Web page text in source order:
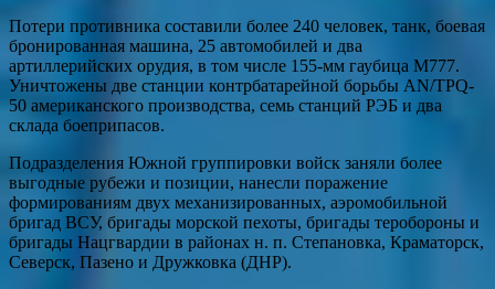
Потери противника составили более 240 человек, танк, боевая
бронированная машина, 25 автомобилей и два
артиллерийских орудия, в том числе 155-мм гаубица M777.
Уничтожены две станции контрбатарейной борьбы AN/TPQ-
50 американского производства, семь станций РЭБ и два
склада боеприпасов.
Подразделения Южной группировки войск заняли более
выгодные рубежи и позиции, нанесли поражение
формированиям двух механизированных, аэромобильной
бригад ВСУ, бригады морской пехоты, бригады теробороны и
бригады Нацгвардии в районах н. п. Степановка, Краматорск,
Северск, Пазено и Дружковка (ДНР).